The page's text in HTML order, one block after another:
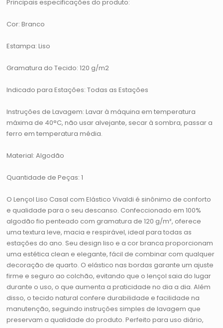
Principais especificações do produto:
Cor: Branco
Estampa: Liso
Gramatura do Tecido: 120 g/m2
Indicado para Estações: Todas as Estações
Instruções de Lavagem: Lavar à máquina em temperatura
máxima de 40°C, não usar alvejante, secar à sombra, passar a
ferro em temperatura média.
Material: Algodão
Quantidade de Peças: 1
O Lençol Liso Casal com Elástico Vivaldi é sinônimo de conforto
e qualidade para o seu descanso. Confeccionado em 100%
algodão fio penteado com gramatura de 120 g/m², oferece
uma textura leve, macia e respirável, ideal para todas as
estações do ano. Seu design liso e a cor branca proporcionam
uma estética clean e elegante, fácil de combinar com qualquer
decoração de quarto. O elástico nas bordas garante um ajuste
firme e seguro ao colchão, evitando que o lençol saia do lugar
durante o uso, o que aumenta a praticidade no dia a dia. Além
disso, o tecido natural confere durabilidade e facilidade na
manutenção, seguindo instruções simples de lavagem que
preservam a qualidade do produto. Perfeito para uso diário,